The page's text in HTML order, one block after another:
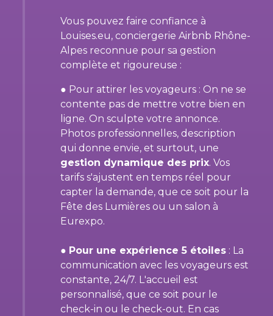
Vous pouvez faire confiance à
Louises.eu, conciergerie Airbnb Rhône-
Alpes reconnue pour sa gestion
complète et rigoureuse :
● Pour attirer les voyageurs : On ne se
contente pas de mettre votre bien en
ligne. On sculpte votre annonce.
Photos professionnelles, description
qui donne envie, et surtout, une
gestion dynamique des prix. Vos
tarifs s'ajustent en temps réel pour
capter la demande, que ce soit pour la
Fête des Lumières ou un salon à
Eurexpo.
● Pour une expérience 5 étoiles: La
communication avec les voyageurs est
constante, 24/7. L'accueil est
personnalisé, que ce soit pour le
check-in ou le check-out. En cas